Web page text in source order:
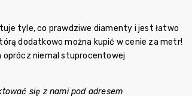
tyle, co prawdziwe diamenty i jest łatwo
dodatkowo można kupić w cenie za metr!
oprócz niemal stuprocentowej
się z nami pod adresem